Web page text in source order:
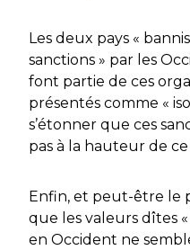
Les deux pays «
sanctions » par les
font partie de ces
présentés comme «
s’étonner que ces
pas à la hauteur de
Enfin, et peut-être le
que les valeurs dîtes
en Occident ne